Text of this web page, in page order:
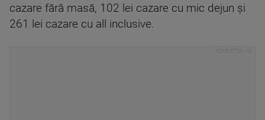
cazare fără masă, 102 lei cazare cu mic dejun şi
261 lei cazare cu all inclusive.